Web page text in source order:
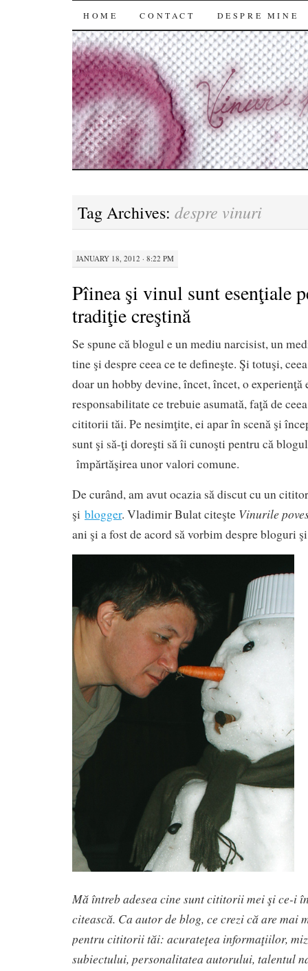
SKIP
TO
CONTENT
HOME CONTACT DESPRE MINE
Tag Archives: despre vinuri
JANUARY 18, 2012 · 8:22 PM
Pîinea şi vinul sunt esenţiale
tradiţie creştină
Se spune că blogul e un mediu narcisist, un
tine şi despre ceea ce te defineşte. Şi totuşi,
doar un hobby devine, încet, încet, o experienţă
responsabilitate ce trebuie asumată, faţă de
cititorii tăi. Pe nesimţite, ei apar în scenă şi
sunt şi să-ţi doreşti să îi cunoşti pentru că
împărtăşirea unor valori comune.
De curând, am avut ocazia să discut cu un
şi blogger. Vladimir Bulat citeşte Vinurile
ani şi a fost de acord să vorbim despre bloguri
Mă întreb adesea cine sunt cititorii mei şi ce-i
citească. Ca autor de blog, ce crezi că are mai
pentru cititorii tăi: acurateţea informaţiilor,
subiectului, personalitatea autorului, talentul